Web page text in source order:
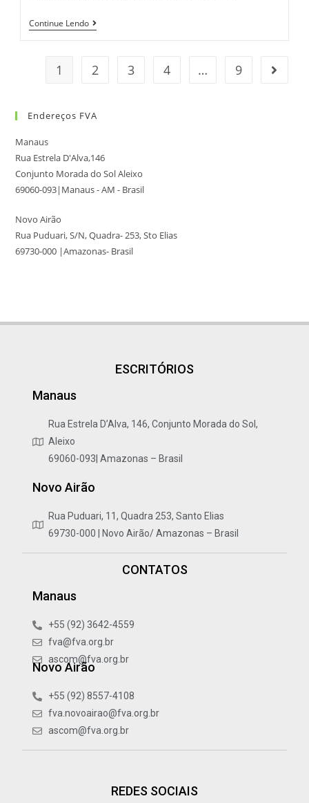
Continue Lendo
1 2 3 4 … 9
Endereços FVA
Manaus
Rua Estrela D'Alva,146
Conjunto Morada do Sol Aleixo
69060-093|Manaus - AM - Brasil
Novo Airão
Rua Puduari, S/N, Quadra- 253, Sto Elias
69730-000 |Amazonas- Brasil
ESCRITÓRIOS
Manaus
Rua Estrela D’Alva, 146, Conjunto Morada do Sol,
Aleixo
69060-093| Amazonas – Brasil
Novo Airão
Rua Puduari, 11, Quadra 253, Santo Elias
69730-000 | Novo Airão/ Amazonas – Brasil
CONTATOS
Manaus
+55 (92) 3642-4559
fva@fva.org.br
ascom@fva.org.br
Novo Airão
+55 (92) 8557-4108
fva.novoairao@fva.org.br
ascom@fva.org.br
REDES SOCIAIS